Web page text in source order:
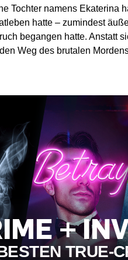
Tochter namens Ekaterina
hatte – zumindest
begangen hatte. Anstatt
Weg des brutalen
+
TRUE-